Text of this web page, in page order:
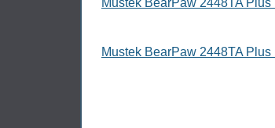
Mustek BearPaw 2448TA Plus II
Mustek BearPaw 2448TA Plus II